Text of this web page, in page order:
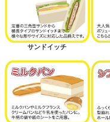
サンドイッチ